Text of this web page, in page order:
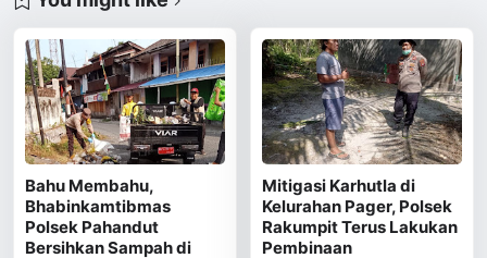
Bahu Membahu,
Bhabinkamtibmas
Polsek Pahandut
Bersihkan Sampah di
Mitigasi Karhutla di
Kelurahan Pager, Polsek
Rakumpit Terus Lakukan
Pembinaan